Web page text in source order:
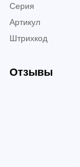
Серия
Артикул
Штрихкод
Отзывы